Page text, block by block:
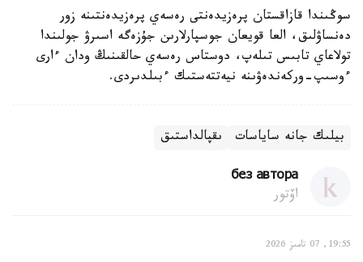
سوڭىندا قازاقستان پرەزيدەنتى رەسەي پرەزيدەنتىنە زور
دەنساۋلىق، العا قويعان جوسپارلارىن جۇزەگە اسىرۋ جولىندا
تولاعاي تابىس تىلەپ، دوستاس رەسەي حالقىنىڭ ودان ءارى
ءوسىپ-وركەندەۋىنە نيەتتەستىك ءبىلدىردى.
بيلىك جانە ساياسات ىقپالداستىق
без автора
اۆتور
19:55, 07 تامىز 2026